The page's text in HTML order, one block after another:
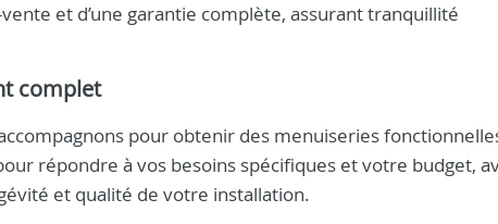
et d’une garantie complète, assurant tranquillité
complet
pour obtenir des menuiseries
répondre à vos besoins spécifiques et votre budget,
et qualité de votre installation.